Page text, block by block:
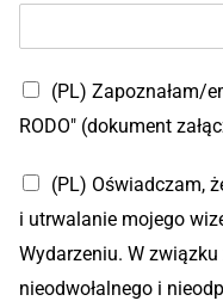
(PL) Zapoznałam/
RODO" (dokument
d
r
s
A
(PL) Oświadczam,
i utrwalanie mojego
Wydarzeniu. W
nieodwołalnego i